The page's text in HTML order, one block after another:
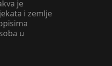
je
i zemlje
u